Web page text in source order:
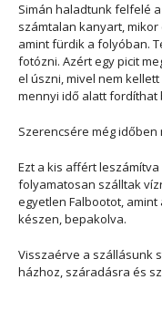
Simán haladtunk felfelé
számtalan kanyart,
amint fürdik a folyóban.
fotózni. Azért egy picit
el úszni, mivel nem
mennyi idő alatt fordíthat
Szerencsére még
Ezt a kis affért
folyamatosan szálltak
egyetlen Falbootot,
készen, bepakolva.
Visszaérve a szállásunk
házhoz, száradásra és